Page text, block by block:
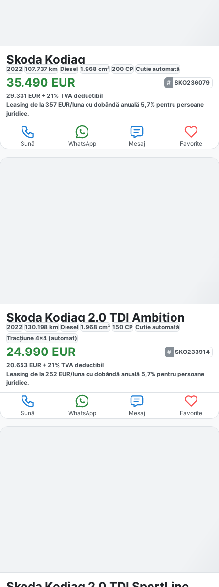
Skoda Kodiaq
2022 107.737 km Diesel 1.968 cm³ 200 CP Cutie automată
35.490 EUR
SKO236079
29.331 EUR + 21% TVA deductibil
Leasing de la 357 EUR/luna cu dobăndă anuală 5,7% pentru persoane
juridice.
Sună WhatsApp Mesaj Favorite
Skoda Kodiaq 2.0 TDI Ambition
2022 130.198 km Diesel 1.968 cm³ 150 CP Cutie automată
Tracțiune 4x4 (automat)
24.990 EUR
SKO233914
20.653 EUR + 21% TVA deductibil
Leasing de la 252 EUR/luna cu dobăndă anuală 5,7% pentru persoane
juridice.
Sună WhatsApp Mesaj Favorite